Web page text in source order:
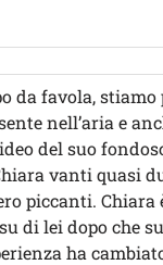
da favola,
nell’aria e
del suo
vanti quasi
piccanti.
di lei dopo che
ha